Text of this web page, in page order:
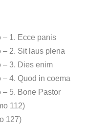
– 1. Ecce panis
– 2. Sit laus plena
– 3. Dies enim
4. Quod in coema
– 5. Bone Pastor
112)
127)